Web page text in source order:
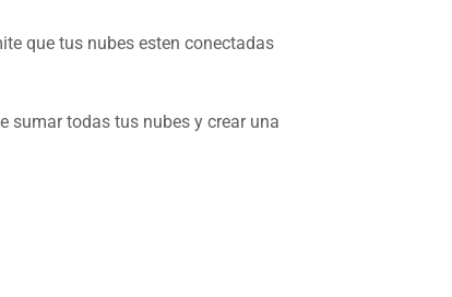
que tus nubes esten conectadas
sumar todas tus nubes y crear una